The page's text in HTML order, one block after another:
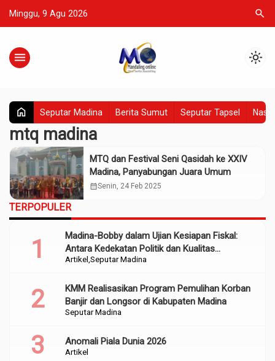
Minggu, 9 Agu 2026 search
menu light_mode
home Seputar Madina Berita Sumut Seputar Tapsel
mtq madina
MTQ dan Festival Seni Qasidah ke XXIV
Madina, Panyabungan Juara Umum
calendar_monthSenin, 24 Feb 2025
TERPOPULER
Artikel Seputar Madina
Madina-Bobby dalam Ujian Kesiapan Fiskal:
Antara Kedekatan Politik dan Kualitas
Perencanaan
Seputar Madina
KMM Realisasikan Program Pemulihan Korban
Banjir dan Longsor di Kabupaten Madina
Artikel
Anomali Piala Dunia 2026